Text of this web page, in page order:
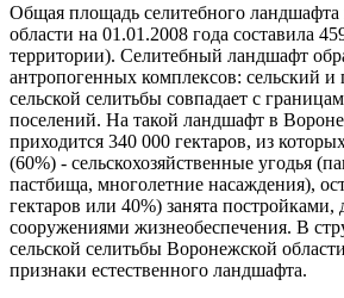
Общая площадь селитебного
области на 01.01.2008 года составила
территории). Селитебный ландшафт
антропогенных комплексов: сельский
сельской селитьбы совпадает с
поселений. На такой ландшафт в
приходится 340 000 гектаров, из
(60%) - сельскохозяйственные угодья
пастбища, многолетние насаждения),
гектаров или 40%) занята постройками,
сооружениями жизнеобеспечения. В
сельской селитьбы Воронежской
признаки естественного ландшафта.